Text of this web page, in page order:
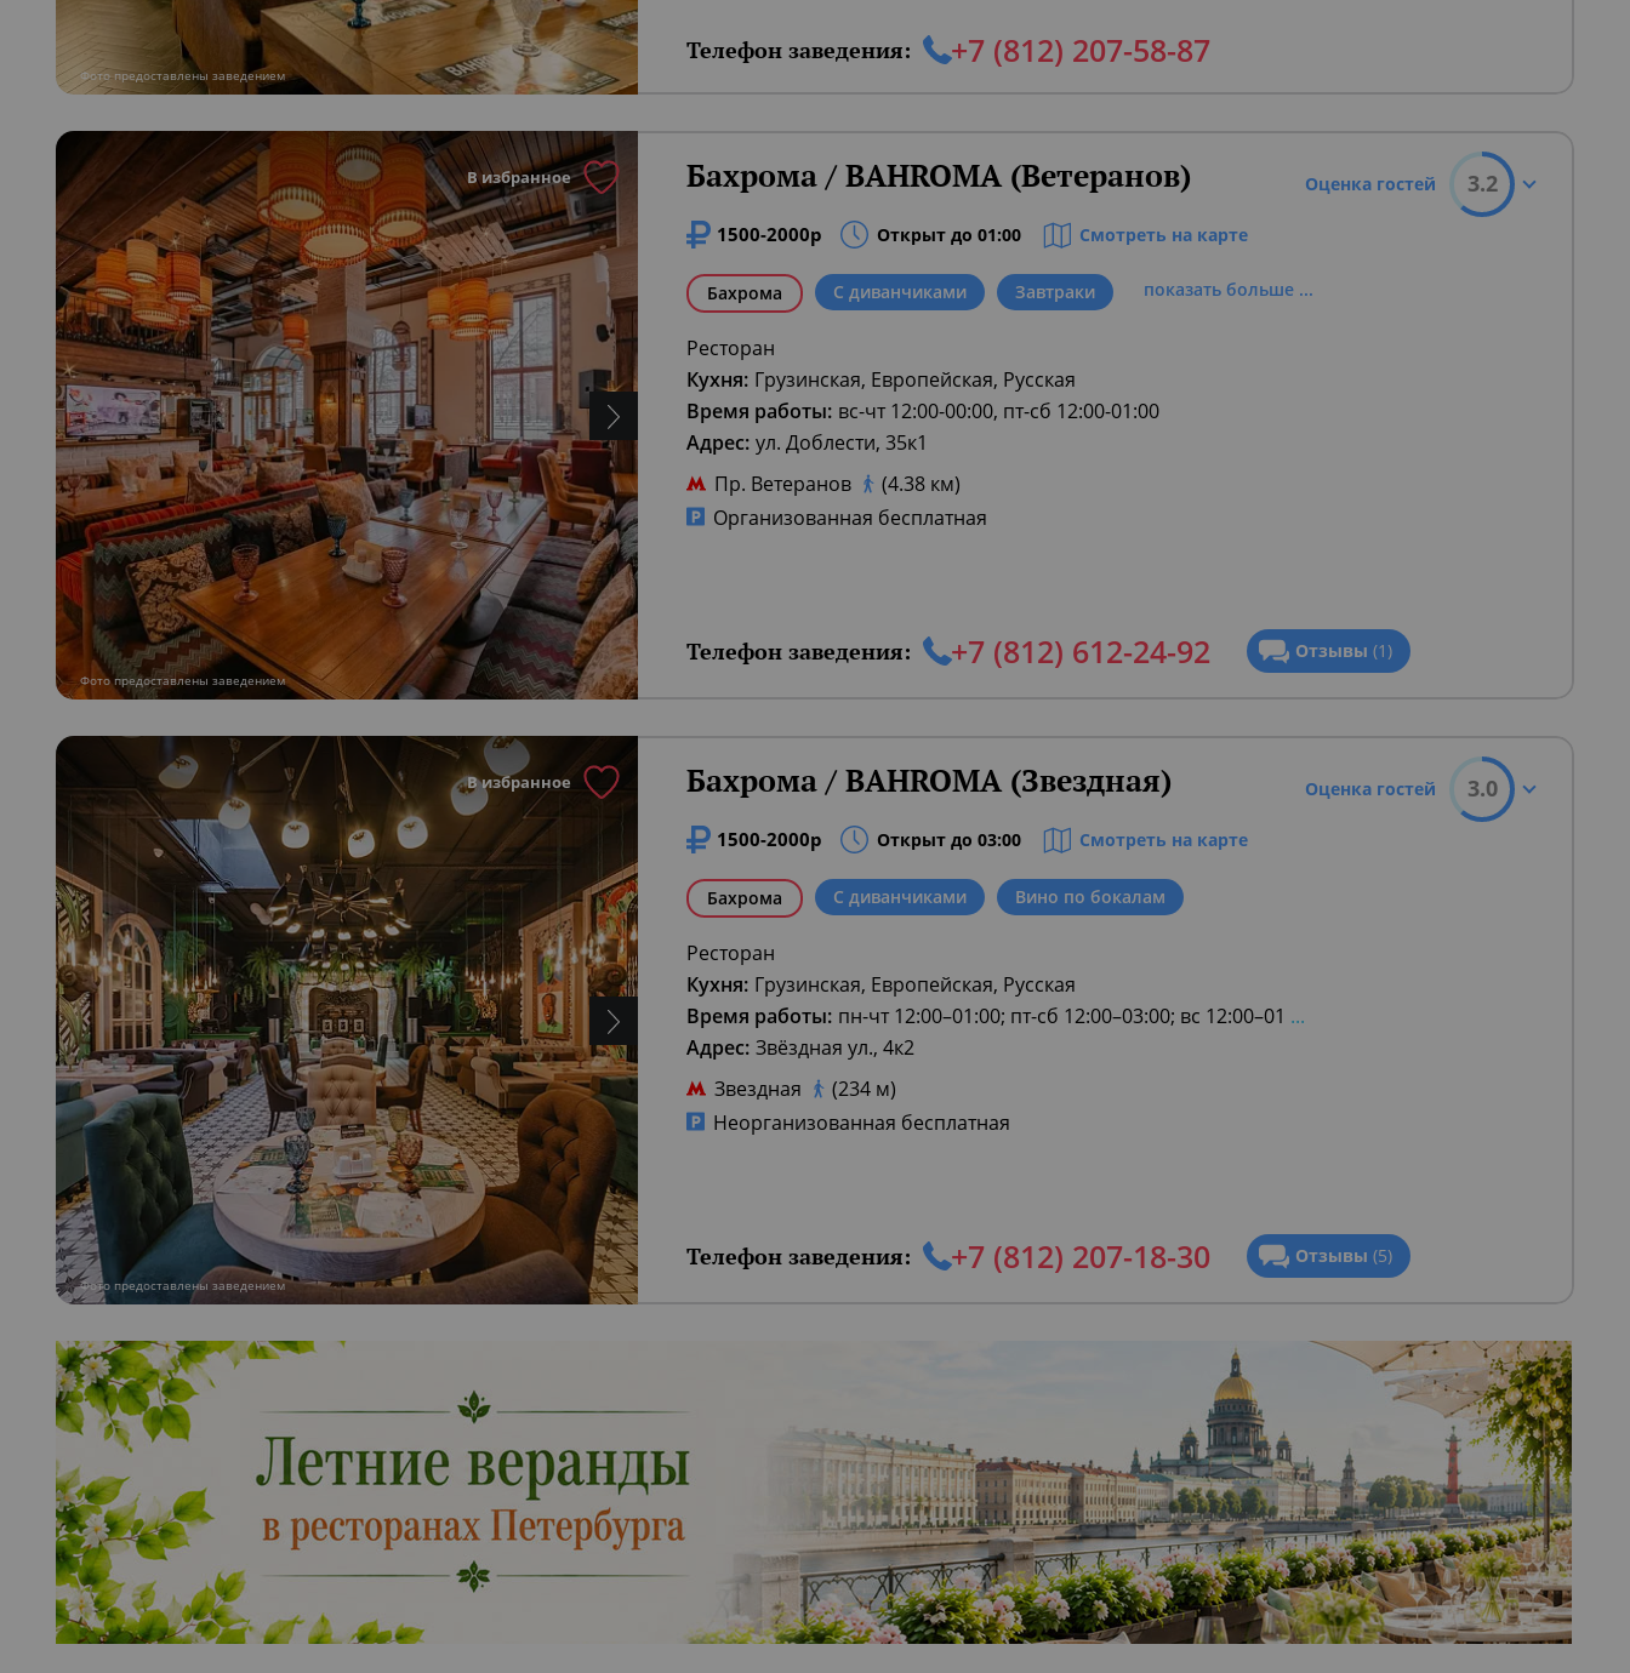
Фото предоставлены заведением
Телефон заведения: +7 (812) 207-58-87
В избранное
Фото предоставлены заведением
Бахрома / BAHROMA (Ветеранов)
1500-2000р Открыт до 01:00 Смотреть на карте
Бахрома С диванчиками Завтраки показать больше ...
Ресторан
Кухня: Грузинская, Европейская, Русская
Время работы: вс-чт 12:00-00:00, пт-сб 12:00-01:00
Адрес: ул. Доблести, 35к1
Пр. Ветеранов
(4.38 км)
Организованная бесплатная
Телефон заведения: +7 (812) 612-24-92 Отзывы (1)
Оценка гостей 3.2
В избранное
Фото предоставлены заведением
Бахрома / BAHROMA (Звездная)
1500-2000р Открыт до 03:00 Смотреть на карте
Бахрома С диванчиками Вино по бокалам
Ресторан
Кухня: Грузинская, Европейская, Русская
Время работы: пн-чт 12:00–01:00; пт-сб 12:00–03:00; вс 12:00–01 ...
Адрес: Звёздная ул., 4к2
Звездная
(234 м)
Неорганизованная бесплатная
Телефон заведения: +7 (812) 207-18-30 Отзывы (5)
Оценка гостей 3.0